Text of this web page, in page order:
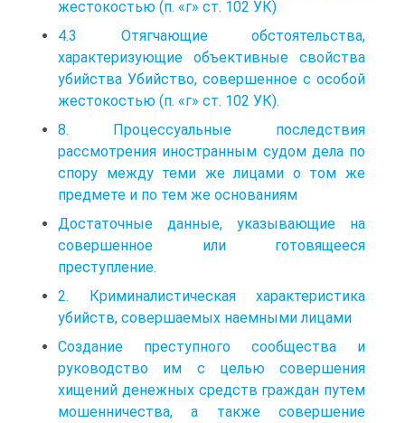
жестокостью (п. «г» ст. 102 УК)
4.3 Отягчающие обстоятельства,
характеризующие объективные свойства
убийства Убийство, совершенное с особой
жестокостью (п. «г» ст. 102 УК).
8. Процессуальные последствия
рассмотрения иностранным судом дела по
спору между теми же лицами о том же
предмете и по тем же основаниям
Достаточные данные, указывающие на
совершенное или гото­вящееся
преступление.
2. Криминалистическая характеристика
убийств, совершаемых наемными лицами
Создание преступного сообщества и
руководство им с целью совершения
хищений денежных средств граждан путем
мошенничества, а также совершение